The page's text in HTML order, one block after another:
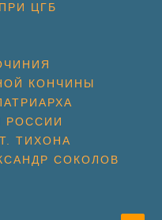
ЦГБ
КОНЧИНЫ
РОССИИ
ТИХОНА
СОКОЛОВ